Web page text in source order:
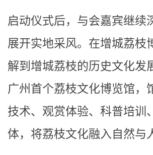
启动仪式后，与会嘉宾继续
展开实地采风。在增城荔枝
解到增城荔枝的历史文化发
广州首个荔枝文化博览馆，
技术、观赏体验、科普培训
体，将荔枝文化融入自然与